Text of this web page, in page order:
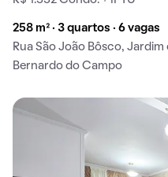
258 m² · 3 quartos · 6 vagas
Rua São João Bôsco, Jardim
Bernardo do Campo